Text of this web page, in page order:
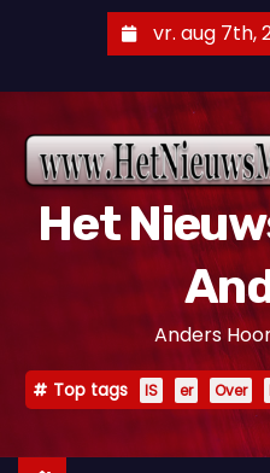
n
vr. aug 7th,
Het
Anders
Top tags IS er Over